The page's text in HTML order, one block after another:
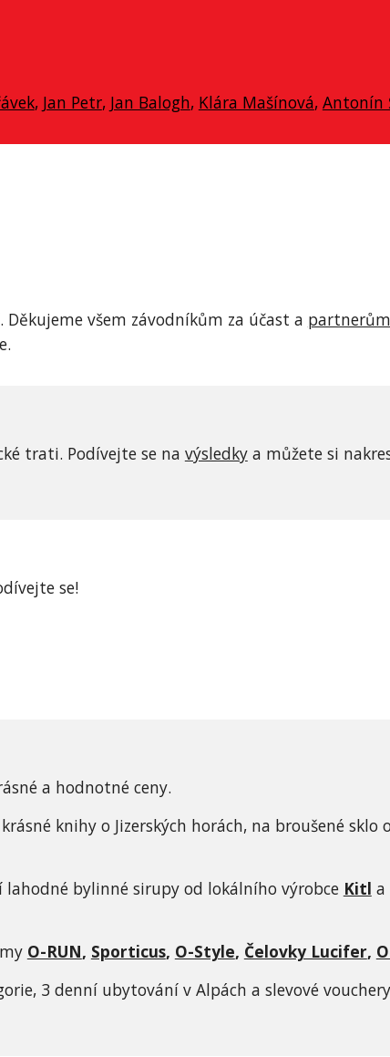
, Jan Petr, Jan Balogh, Klára Mašínová, Antonín
všem závodníkům za účast a partnerům
trati. Podívejte se na výsledky a můžete si
se!
a hodnotné ceny.
knihy o Jizerských horách, na broušené sklo
bylinné sirupy od lokálního výrobce Kitl a
O-RUN, Sporticus, O-Style, Čelovky Lucifer,
3 denní ubytování v Alpách a slevové